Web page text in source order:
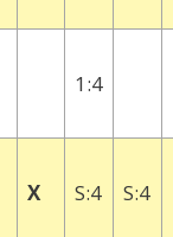
1:4
X S:4 S:4